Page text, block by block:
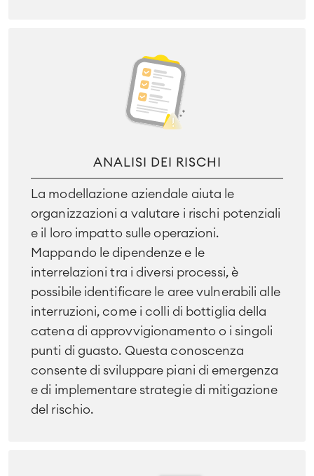
ANALISI DEI RISCHI
La modellazione aziendale aiuta le
organizzazioni a valutare i rischi potenziali
e il loro impatto sulle operazioni.
Mappando le dipendenze e le
interrelazioni tra i diversi processi, è
possibile identificare le aree vulnerabili alle
interruzioni, come i colli di bottiglia della
catena di approvvigionamento o i singoli
punti di guasto. Questa conoscenza
consente di sviluppare piani di emergenza
e di implementare strategie di mitigazione
del rischio.